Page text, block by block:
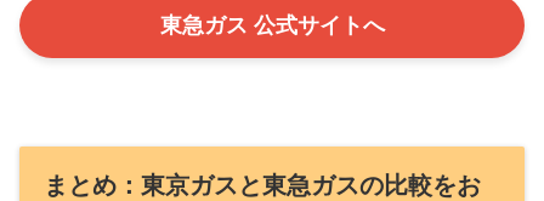
東急ガス 公式サイトへ
まとめ：東京ガスと東急ガスの比較をお